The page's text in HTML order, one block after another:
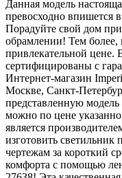
Данная модель
превосходно впишется
Порадуйте свой дом
обрамлении! Тем более,
привлекательной цене.
сертифицированы с
Интернет-магазин
Москве, Санкт-
представленную
можно по цене
является
изготовить
чертежам за короткий
комфорта с помощью